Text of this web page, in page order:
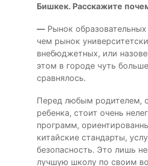
Бишкек. Расскажите
— Рынок
чем рынок
внебюджетных, или
этом в городе чуть
сравнялось.
Перед любым родителем,
ребенка, стоит очень
программ,
китайские стандарты,
безопасность. Это лишь
лучшую школу по своим